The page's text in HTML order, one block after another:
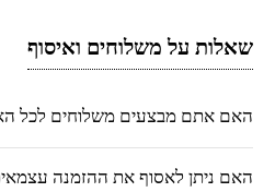
שאלות על משלוחים ואיסוף
האם אתם מבצעים משלוחים לכל
האם ניתן לאסוף את ההזמנה